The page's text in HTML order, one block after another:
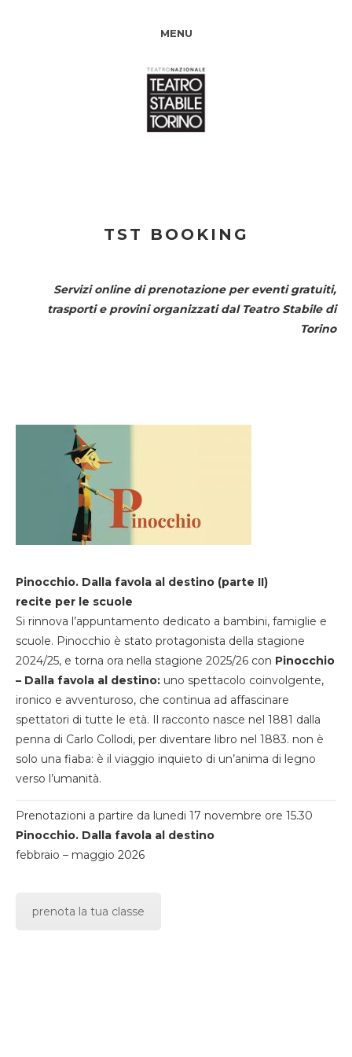
MENU
TST BOOKING
Servizi online di prenotazione per eventi gratuiti,
trasporti e provini organizzati dal Teatro Stabile di
Torino
Pinocchio. Dalla favola al destino (parte II)
recite per le scuole
Si rinnova l’appuntamento dedicato a bambini, famiglie e
scuole. Pinocchio è stato protagonista della stagione
2024/25, e torna ora nella stagione 2025/26 con Pinocchio
– Dalla favola al destino: uno spettacolo coinvolgente,
ironico e avventuroso, che continua ad affascinare
spettatori di tutte le età. Il racconto nasce nel 1881 dalla
penna di Carlo Collodi, per diventare libro nel 1883. non è
solo una fiaba: è il viaggio inquieto di un’anima di legno
verso l’umanità.
Prenotazioni a partire da lunedi 17 novembre ore 15.30
Pinocchio. Dalla favola al destino
febbraio – maggio 2026
prenota la tua classe